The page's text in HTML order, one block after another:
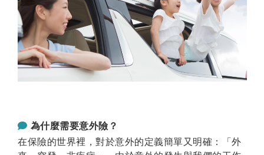
15. 腕骨
(一手或雙手)
0萬元 0萬元 0萬元
16.
脛骨或腓骨
0萬元 0萬元 0萬元
17. 踝骨
19.
脛骨及腓骨
0萬元 0萬元 0萬元
為什麼需要意外險？
在保險的世界裡，對於意外的定義簡單又明確：「外